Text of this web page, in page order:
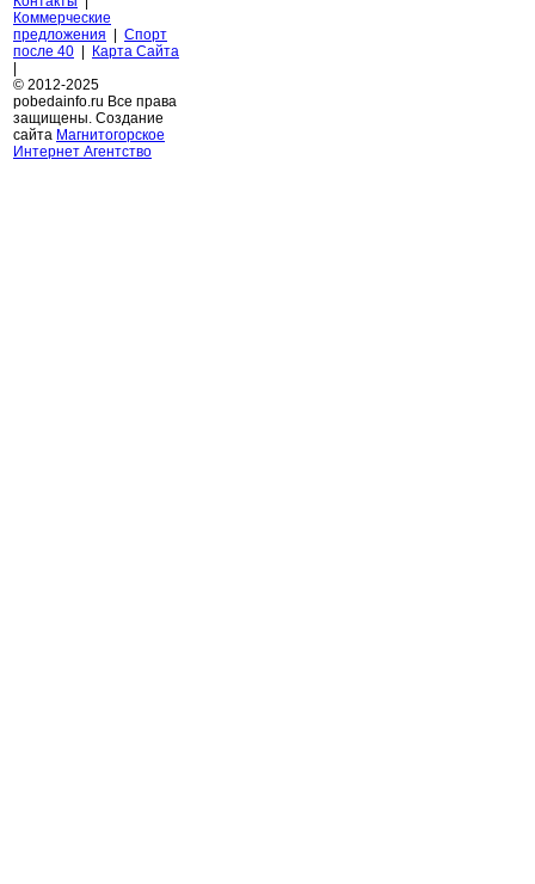
Коммерческие
предложения
Спорт
после 40
Карта Сайта
© 2012-2025
pobedainfo.ru Все права
защищены. Создание
сайта Магнитогорское
Интернет Агентство